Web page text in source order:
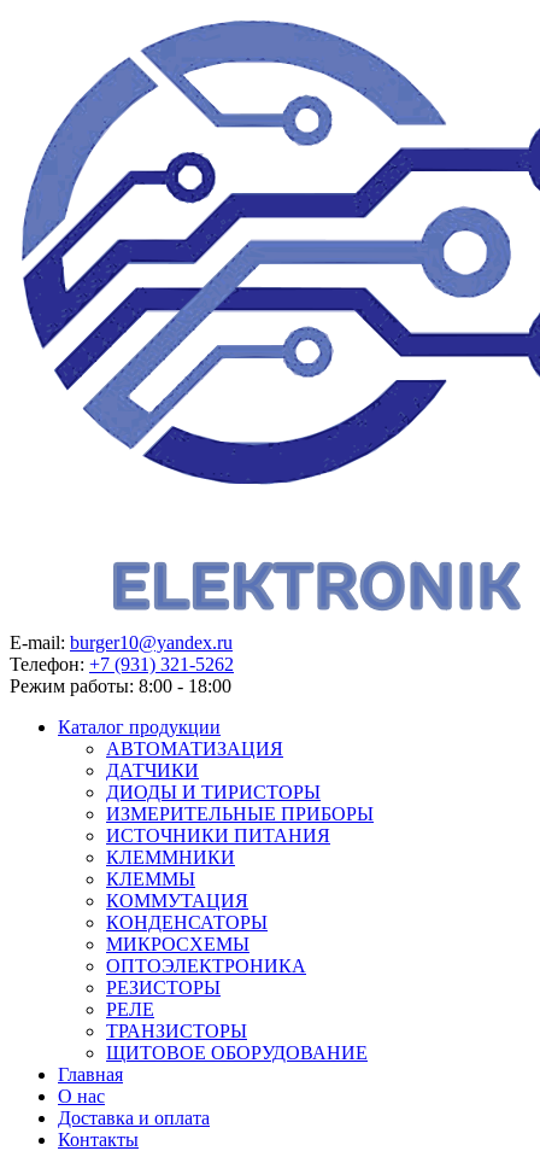
E-mail: burger10@yandex.ru
Телефон: +7 (931) 321-5262
Режим работы: 8:00 - 18:00
Каталог продукции
АВТОМАТИЗАЦИЯ
ДАТЧИКИ
ДИОДЫ И ТИРИСТОРЫ
ИЗМЕРИТЕЛЬНЫЕ ПРИБОРЫ
ИСТОЧНИКИ ПИТАНИЯ
КЛЕММНИКИ
КЛЕММЫ
КОММУТАЦИЯ
КОНДЕНСАТОРЫ
МИКРОСХЕМЫ
ОПТОЭЛЕКТРОНИКА
РЕЗИСТОРЫ
РЕЛЕ
ТРАНЗИСТОРЫ
ЩИТОВОЕ ОБОРУДОВАНИЕ
Главная
О нас
Доставка и оплата
Контакты